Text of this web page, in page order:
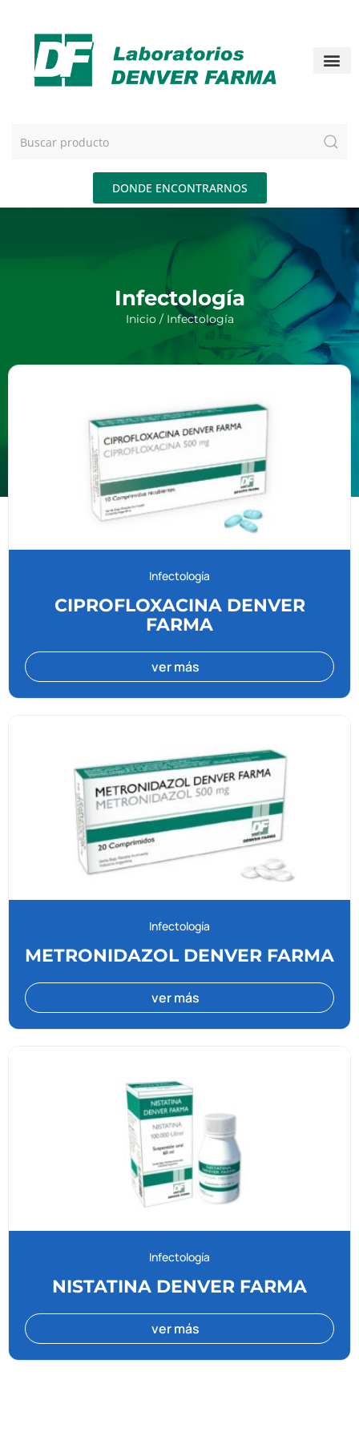
DONDE ENCONTRARNOS
Infectología
Inicio/ Infectología
Infectología
CIPROFLOXACINA DENVER
FARMA
ver más
Infectología
METRONIDAZOL DENVER FARMA
ver más
Infectología
NISTATINA DENVER FARMA
ver más